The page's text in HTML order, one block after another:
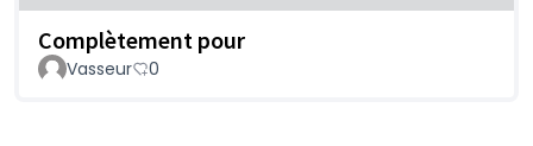
Complètement pour
Vasseur 0